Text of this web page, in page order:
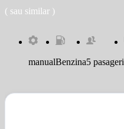
( sau similar )
manualBenzina5 pasageri